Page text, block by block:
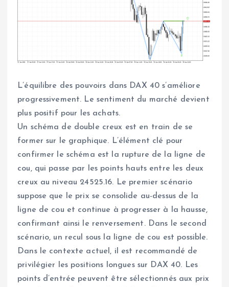
L’équilibre des pouvoirs dans DAX 40 s’améliore
progressivement. Le sentiment du marché devient
plus positif pour les achats.
Un schéma de double creux est en train de se
former sur le graphique. L’élément clé pour
confirmer le schéma est la rupture de la ligne de
cou, qui passe par les points hauts entre les deux
creux au niveau 24525.16. Le premier scénario
suppose que le prix se consolide au-dessus de la
ligne de cou et continue à progresser à la hausse,
confirmant ainsi le renversement. Dans le second
scénario, un recul sous la ligne de cou est possible.
Dans le contexte actuel, il est recommandé de
privilégier les positions longues sur DAX 40. Les
points d’entrée peuvent être sélectionnés aux prix